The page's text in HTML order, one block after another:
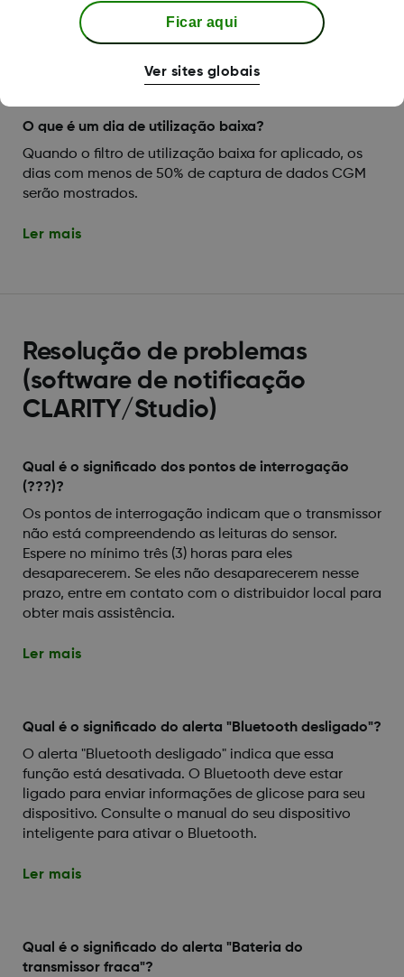
Configurar Sharing (partilha) e
Dexcom Clarity
O que é um dia de utilização baixa?
Quando o filtro de utilização baixa for aplicado, os
dias com menos de 50% de captura de dados CGM
serão mostrados.
Ler mais
Resolução de problemas
(software de notificação
CLARITY/Studio)
Qual é o significado dos pontos de interrogação
(???)?
Os pontos de interrogação indicam que o transmissor
não está compreendendo as leituras do sensor.
Espere no mínimo três (3) horas para eles
desaparecerem. Se eles não desaparecerem nesse
prazo, entre em contato com o distribuidor local para
obter mais assistência.
Ler mais
Qual é o significado do alerta "Bluetooth desligado"?
O alerta "Bluetooth desligado" indica que essa
função está desativada. O Bluetooth deve estar
ligado para enviar informações de glicose para seu
dispositivo. Consulte o manual do seu dispositivo
inteligente para ativar o Bluetooth.
Ler mais
Qual é o significado do alerta "Bateria do
transmissor fraca"?
Ficar aqui
Ver sites globais